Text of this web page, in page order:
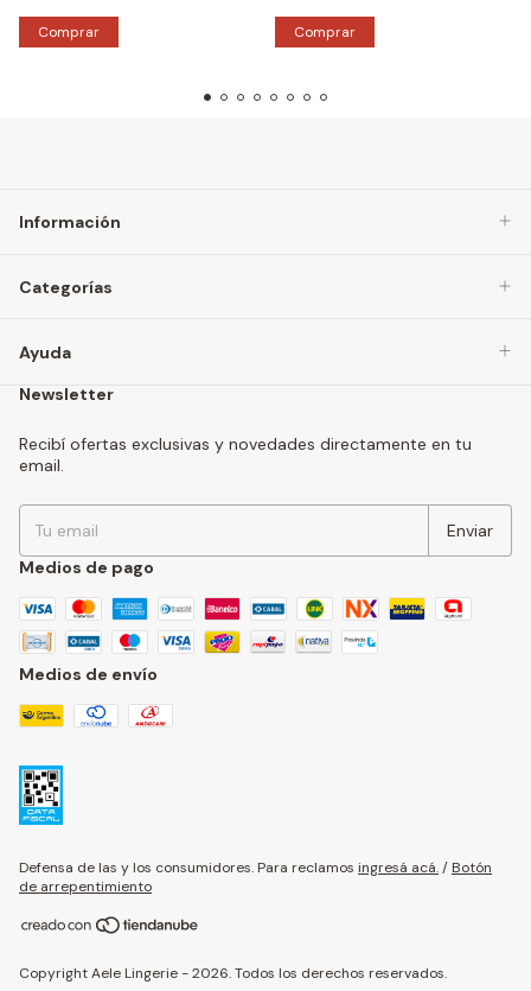
Comprar Comprar
Información
Categorías
Ayuda
Newsletter
Recibí ofertas exclusivas y novedades directamente en tu
email.
Medios de pago
Medios de envío
Defensa de las y los consumidores. Para reclamos ingresá acá./ Botón
de arrepentimiento
Copyright Aele Lingerie - 2026. Todos los derechos reservados.